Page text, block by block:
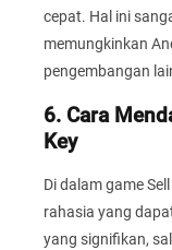
cepat. Hal ini
memungkinkan
pengembangan
6. Cara
Key
Di dalam game
rahasia yang
yang signifikan,